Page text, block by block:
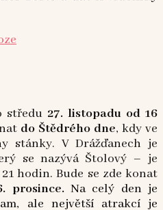
středu 27. listopadu od 16
do Štědrého dne, kdy ve
stánky. V Drážďanech je
se nazývá Štolový – je
hodin. Bude se zde konat
prosince. Na celý den je
ale největší atrakcí je